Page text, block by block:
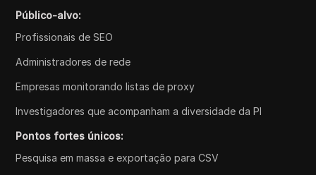
Público-alvo:
Profissionais de SEO
Administradores de rede
Empresas monitorando listas de proxy
Investigadores que acompanham a diversidade da PI
Pontos fortes únicos:
Pesquisa em massa e exportação para CSV